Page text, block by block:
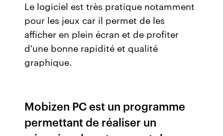
Le logiciel est très pratique notamment
pour les jeux car il permet de les
afficher en plein écran et de profiter
d'une bonne rapidité et qualité
graphique.
Mobizen PC est un programme
permettant de réaliser un